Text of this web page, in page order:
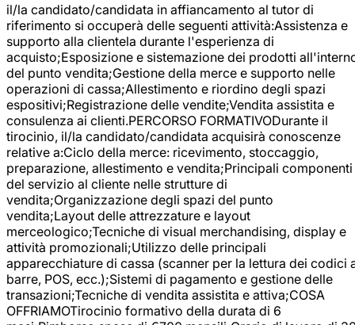
il/la candidato/candidata in affiancamento al tutor di
riferimento si occuperà delle seguenti attività:Assistenza e
supporto alla clientela durante l'esperienza di
acquisto;Esposizione e sistemazione dei prodotti
del punto vendita;Gestione della merce e supporto nelle
operazioni di cassa;Allestimento e riordino degli spazi
espositivi;Registrazione delle vendite;Vendita assistita e
consulenza ai clienti.PERCORSO FORMATIVODurante il
tirocinio, il/la candidato/candidata acquisirà conoscenze
relative a:Ciclo della merce: ricevimento, stoccaggio,
preparazione, allestimento e vendita;Principali componenti
del servizio al cliente nelle strutture di
vendita;Organizzazione degli spazi del punto
vendita;Layout delle attrezzature e layout
merceologico;Tecniche di visual merchandising, display e
attività promozionali;Utilizzo delle principali
apparecchiature di cassa (scanner per la lettura dei codici
barre, POS, ecc.);Sistemi di pagamento e gestione delle
transazioni;Tecniche di vendita assistita e attiva;COSA
OFFRIAMOTirocinio formativo della durata di 6